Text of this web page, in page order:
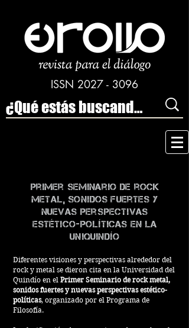
ISSN 2027 - 3096
Primer Seminario de rock
metal, sonidos fuertes y
nuevas perspectivas
estético-políticas en la
Uniquindío
Diferentes visiones y perspectivas alrededor del
rock y metal se dieron cita en la Universidad del
Quindío en el Primer Seminario de rock metal,
sonidos fuertes y nuevas perspectivas estético-
políticas, organizado por el Programa de
Filosofía.